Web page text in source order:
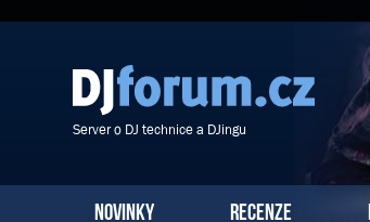
Server o DJ technice a DJingu
NOVINKY RECENZE